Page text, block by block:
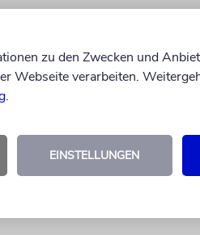
zu den Zwecken und
Webseite verarbeiten.
.
EINSTELLUNGEN